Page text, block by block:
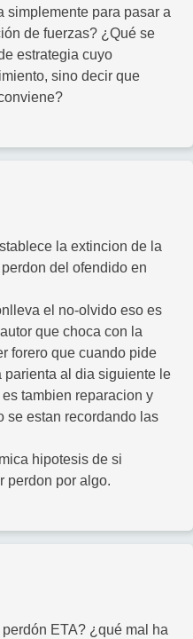
simplemente para pasar a
de fuerzas? ¿Qué se
estrategia cuyo
sino decir que
la extincion de la
del ofendido en
el no-olvido eso es
que choca con la
forero que cuando pide
parienta al dia siguiente le
tambien reparacion y
se estan recordando las
hipotesis de si
perdon por algo.
ETA? ¿qué mal ha